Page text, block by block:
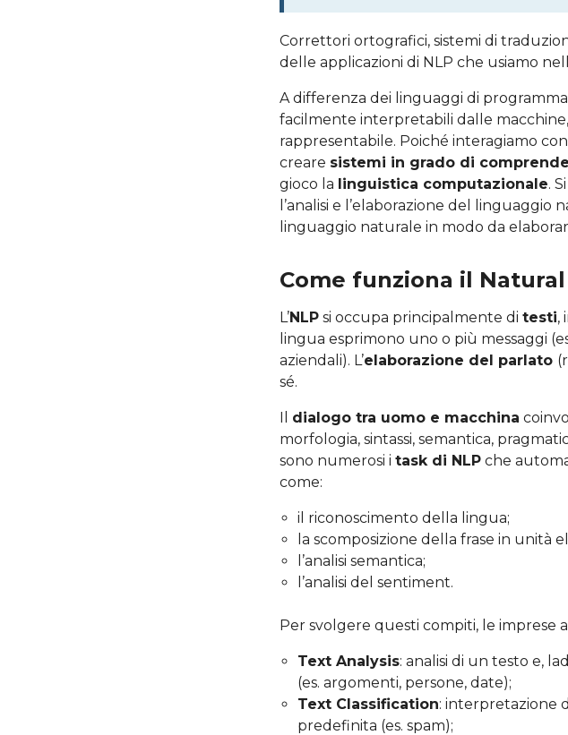
Correttori ortografici, sistemi di
delle applicazioni di NLP che usiamo
A differenza dei linguaggi di
facilmente interpretabili dalle
rappresentabile. Poiché interagiamo
creare sistemi in grado di
gioco la linguistica computazionale.
l’analisi e l’elaborazione del
linguaggio naturale in modo da
Come funziona il
L’NLP si occupa principalmente di testi,
lingua esprimono uno o più messaggi
aziendali). L’elaborazione del parlato
sé.
Il dialogo tra uomo e macchina
morfologia, sintassi, semantica,
sono numerosi i task di NLP che
come:
il riconoscimento della lingua;
la scomposizione della frase in unità
l’analisi semantica;
l’analisi del sentiment.
Per svolgere questi compiti, le imprese
Text Analysis: analisi di un testo e,
(es. argomenti, persone, date);
Text Classification: interpretazione
predefinita (es. spam);